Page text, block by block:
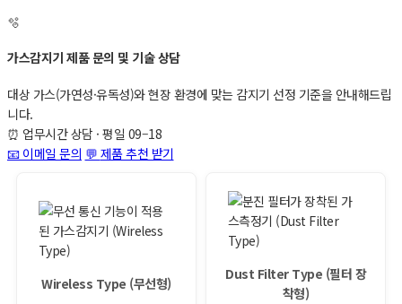
🫧
가스감지기 제품 문의 및 기술 상담
대상 가스(가연성·유독성)와 현장 환경에 맞는 감지기 선정 기준을 안내해드립
니다.
⏰ 업무시간 상담 · 평일 09–18
📧 이메일 문의 💬 제품 추천 받기
Wireless Type (무선형)
Dust Filter Type (필터 장
착형)